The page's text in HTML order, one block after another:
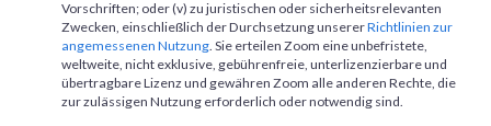
Vorschriften; oder (v) zu juristischen oder sicherheitsrelevanten
Zwecken, einschließlich der Durchsetzung unsererRichtlinien zur
angemessenen Nutzung. Sie erteilen Zoom eine unbefristete,
weltweite, nicht exklusive, gebührenfreie, unterlizenzierbare und
übertragbare Lizenz und gewähren Zoom alle anderen Rechte, die
zur zulässigen Nutzung erforderlich oder notwendig sind.